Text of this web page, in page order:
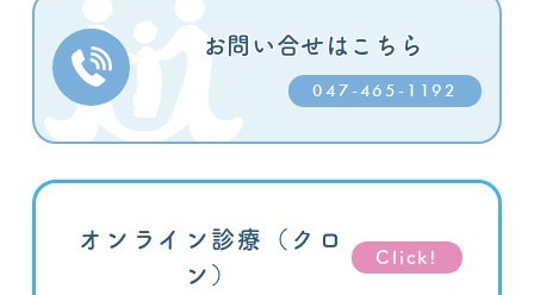
お問い合せはこちら
047-465-1192
オンライン診療 （クロ
ン）
Click!